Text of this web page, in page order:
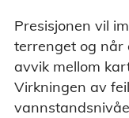
Presisjonen vil
terrenget og når
avvik mellom
Virkningen av